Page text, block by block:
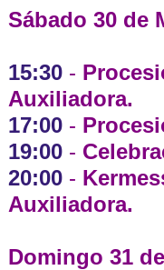
Sábado 30 de
15:30 -
Auxiliadora.
17:00 -
19:00 -
20:00 -
Auxiliadora.
Domingo 31